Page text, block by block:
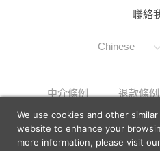
聯絡
Chinese
中介條例 退款條例
解決上訴步驟
We use cookies and other
website to enhance your
more information, please visit our